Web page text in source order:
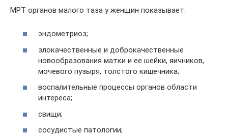
МРТ органов малого таза у женщин показывает:
эндометриоз;
злокачественные и доброкачественные
новообразования матки и ее шейки, яичников,
мочевого пузыря, толстого кишечника;
воспалительные процессы органов области
интереса;
свищи;
сосудистые патологии;